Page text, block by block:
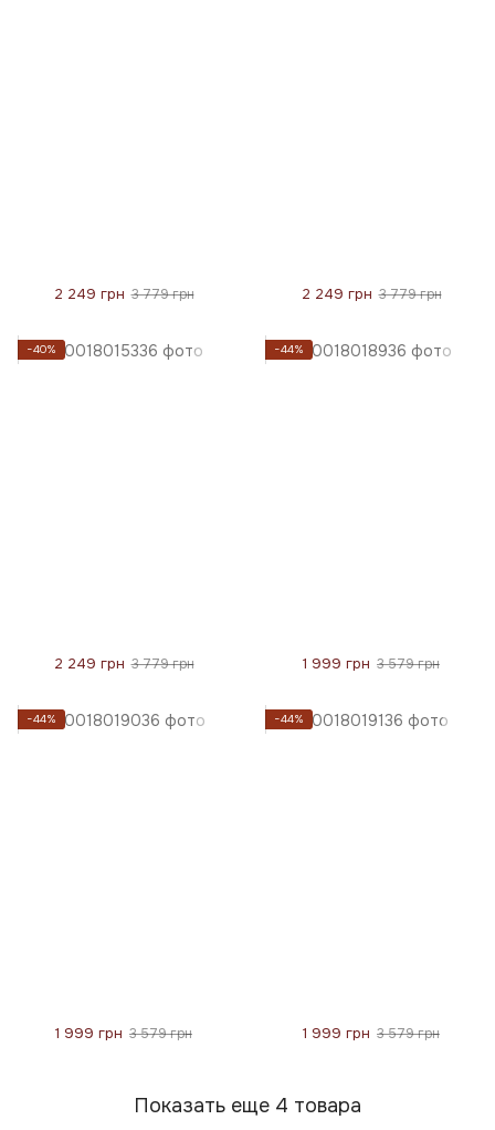
2 249 грн 3 779 грн 2 249 грн 3 779 грн
−40%
2 249 грн 3 779 грн
−44%
1 999 грн 3 579 грн
−44%
1 999 грн 3 579 грн
−44%
1 999 грн 3 579 грн
Показать еще 4 товара